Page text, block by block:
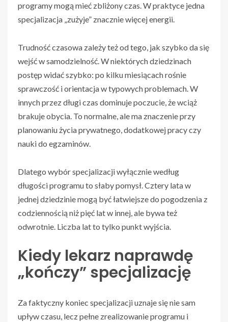
programy mogą mieć zbliżony czas. W praktyce jedna
specjalizacja „zużyje” znacznie więcej energii.
Trudność czasowa zależy też od tego, jak szybko da się
wejść w samodzielność. W niektórych dziedzinach
postęp widać szybko: po kilku miesiącach rośnie
sprawczość i orientacja w typowych problemach. W
innych przez długi czas dominuje poczucie, że wciąż
brakuje obycia. To normalne, ale ma znaczenie przy
planowaniu życia prywatnego, dodatkowej pracy czy
nauki do egzaminów.
Dlatego wybór specjalizacji wyłącznie według
długości programu to słaby pomysł. Cztery lata w
jednej dziedzinie mogą być łatwiejsze do pogodzenia z
codziennością niż pięć lat w innej, ale bywa też
odwrotnie. Liczba lat to tylko punkt wyjścia.
Kiedy lekarz naprawdę
„kończy” specjalizację
Za faktyczny koniec specjalizacji uznaje się nie sam
upływ czasu, lecz pełne zrealizowanie programu i